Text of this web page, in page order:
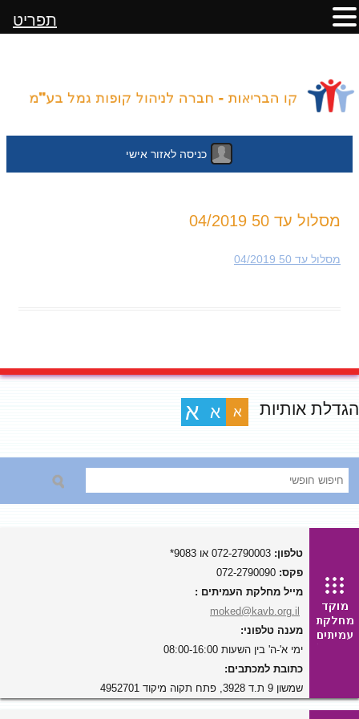
כניסה לאזור אישי
מסלול עד 50 04/2019
מסלול עד 50 04/2019
הגדלת אותיות א א א
טלפון:
פקס:
מייל מחלקת העמיתים :
moked@kavb.org.il
מענה טלפוני:
ימי א'-ה' בין השעות 08:00-16:00
כתובת למכתבים:
שמשון 9 ת.ד 3928, פתח תקוה מיקוד 4952701
תפריט